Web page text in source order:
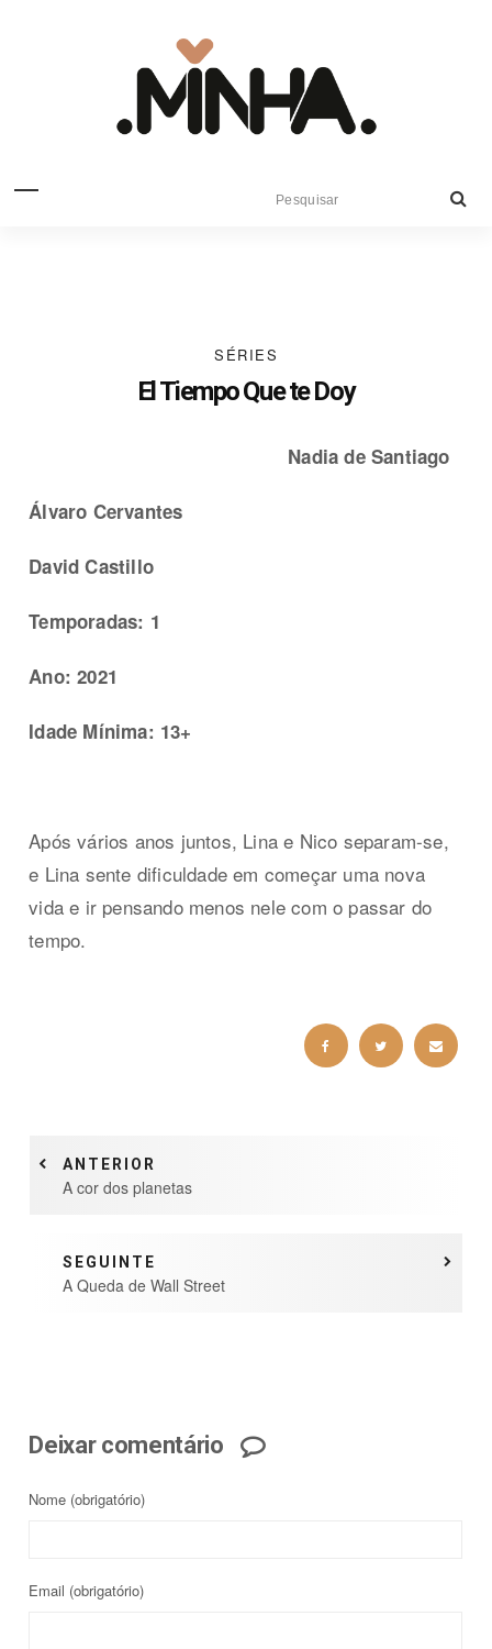
SÉRIES
El Tiempo Que te Doy
Nadia de Santiago
Álvaro Cervantes
David Castillo
Temporadas: 1
Ano: 2021
Idade Mínima: 13+
Após vários anos juntos, Lina e Nico separam-se,
e Lina sente dificuldade em começar uma nova
vida e ir pensando menos nele com o passar do
tempo.
ANTERIOR
A cor dos planetas
SEGUINTE
A Queda de Wall Street
Deixar comentário
Nome (obrigatório)
Email (obrigatório)